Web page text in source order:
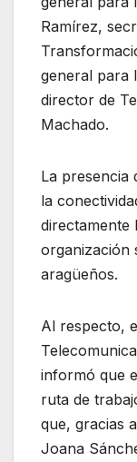
Ramírez,
general para
director de
Machado.
La presencia
la
directamente
organización
aragüeños.
Al respecto,
informó que
ruta de
que, gracias
Joana